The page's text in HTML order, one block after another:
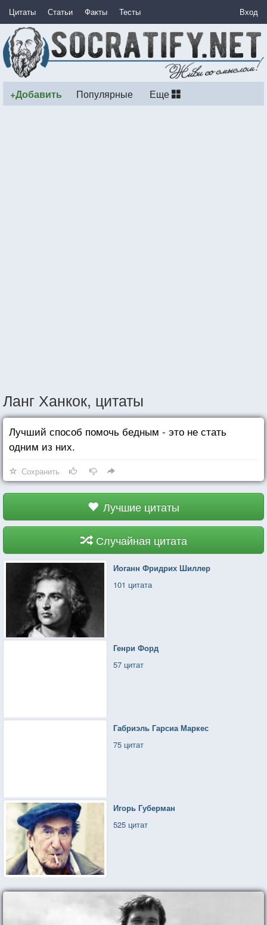
Цитаты Статьи Факты Тесты Вход
+Добавить Популярные Еще
Ланг Ханкок, цитаты
Лучший способ помочь бедным - это не стать
одним из них.
Сохранить
Лучшие цитаты
Случайная цитата
Иоганн Фридрих Шиллер
101 цитата
Генри Форд
57 цитат
Габриэль Гарсиа Маркес
75 цитат
Игорь Губерман
525 цитат